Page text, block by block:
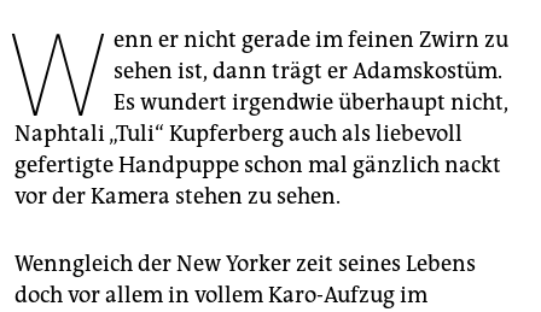
abo
genossenschaft
epaper login
W enn er nicht gerade im feinen Zwirn zu
sehen ist, dann trägt er Adamskostüm.
Es wundert irgendwie überhaupt nicht,
Naphtali „Tuli“ Kupferberg auch als liebevoll
gefertigte Handpuppe schon mal gänzlich nackt
vor der Kamera stehen zu sehen.
Wenngleich der New Yorker zeit seines Lebens
doch vor allem in vollem Karo-Aufzug im